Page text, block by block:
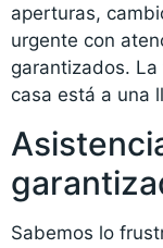
aperturas,
urgente con
garantizados.
casa está a una
Sabemos lo